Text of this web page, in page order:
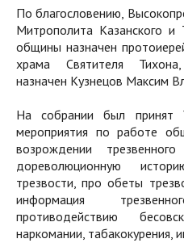
По благословению,
Митрополита Казанского и
общины назначен
храма Святителя
назначен Кузнецов Максим
На собрании был принят
мероприятия по работе
возрождении
дореволюционную
трезвости, про обеты
информация
противодействию
наркомании, табакокурения,